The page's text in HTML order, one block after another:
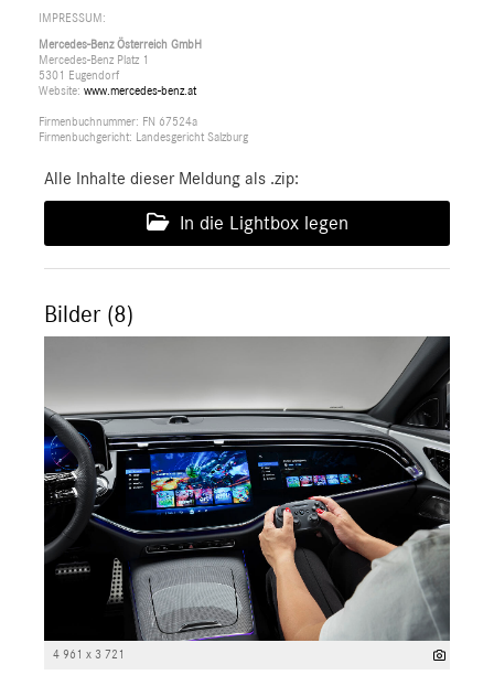
IMPRESSUM:
Mercedes-Benz Österreich GmbH
Mercedes-Benz Platz 1
5301 Eugendorf
Website: www.mercedes-benz.at
Firmenbuchnummer: FN 67524a
Firmenbuchgericht: Landesgericht Salzburg
Alle Inhalte dieser Meldung als .zip:
In die Lightbox legen
Bilder (8)
4 961 x 3 721